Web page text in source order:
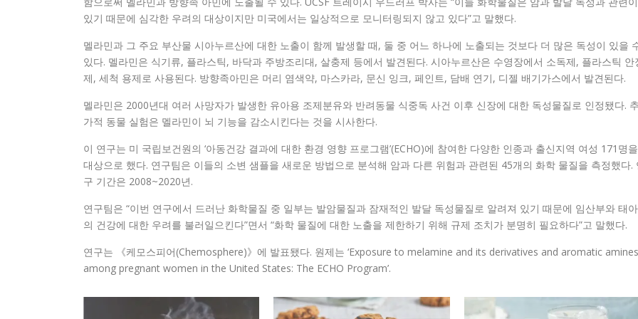
있기 때문에 심각한 우려의 대상이지만 미국에서는 일상적으로 모니터링되지 않고 있다”고 말했다.
멜라민과 그 주요 부산물 시아누르산에 대한 노출이 함께 발생할 때, 둘 중 어느 하나에 노출되는 것보다 더 많은 독성이 있을
있다. 멜라민은 식기류, 플라스틱, 바닥과 주방조리대, 살충제 등에서 발견된다. 시아누르산은 수영장에서 소독제, 플라스틱 안
제, 세척 용제로 사용된다. 방향족아민은 머리 염색약, 마스카라, 문신 잉크, 페인트, 담배 연기, 디젤 배기가스에서 발견된다.
멜라민은 2000년대 여러 사망자가 발생한 유아용 조제분유와 반려동물 식중독 사건 이후 신장에 대한 독성물질로 인정됐다. 추
가적 동물 실험은 멜라민이 뇌 기능을 감소시킨다는 것을 시사한다.
이 연구는 미 국립보건원의 ‘아동건강 결과에 대한 환경 영향 프로그램’(ECHO)에 참여한 다양한 인종과 출신지역 여성 171명을
대상으로 했다. 연구팀은 이들의 소변 샘플을 새로운 방법으로 분석해 암과 다른 위험과 관련된 45개의 화학 물질을 측정했다.
구 기간은 2008~2020년.
연구팀은 “이번 연구에서 드러난 화학물질 중 일부는 발암물질과 잠재적인 발달 독성물질로 알려져 있기 때문에 임산부와 태아
의 건강에 대한 우려를 불러일으킨다”면서 “화학 물질에 대한 노출을 제한하기 위해 규제 조치가 분명히 필요하다”고 말했다.
연구는 《케모스피어(Chemosphere)》에 발표됐다. 원제는 ‘Exposure to melamine and its derivatives and aromatic amines
among pregnant women in the United States: The ECHO Program’.